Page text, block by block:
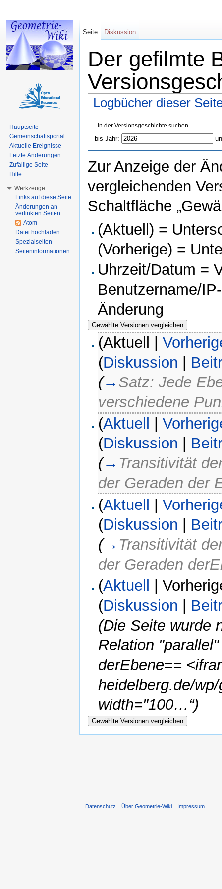
Der gefilmte
Logbücher dieser
In der Versionsgeschichte suchen
bis Jahr:
Zur Anzeige der
vergleichenden
Schaltfläche
(Aktuell) =
(Vorherige) =
Uhrzeit/Datum =
Benutzername/
Änderung
(Aktuell |
(Diskussion
(→ Satz: Jede
verschiedene
(Aktuell |
(Diskussion
(→ Transitivität
der Geraden der
(Aktuell |
(Diskussion |
(→ Transitivität
der Geraden
(Aktuell
|
(Diskussion
(Die Seite wurde
Relation
derEbene==
heidelberg.de/
width="100…“)
Seite Diskussion
Hauptseite
Gemeinschaftsportal
Aktuelle Ereignisse
Letzte Änderungen
Zufällige Seite
Hilfe
Werkzeuge
Links auf diese Seite
Änderungen an
verlinkten Seiten
Atom
Datei hochladen
Spezialseiten
Seiteninformationen
Datenschutz Über Geometrie-Wiki Impressum